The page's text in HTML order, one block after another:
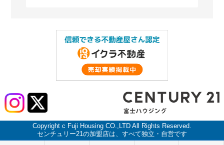
Copyright c Fuji Housing CO.,LTD All Rights Reserved.
センチュリー21の加盟店は、すべて独立・自営です